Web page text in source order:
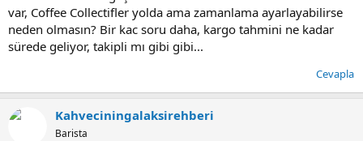
var, Coffee Collectifler yolda ama zamanlama ayarlayabilirse
neden olmasın? Bir kac soru daha, kargo tahmini ne kadar
sürede geliyor, takipli mı gibi gibi...
Cevapla
Kahveciningalaksirehberi
Barista